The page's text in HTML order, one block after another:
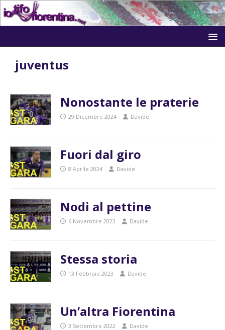
juventus
Nonostante le praterie
29 Dicembre 2024 Davide
Fuori dal giro
8 Aprile 2024 Davide
Nodi al pettine
6 Novembre 2023 Davide
Stessa storia
13 Febbraio 2023 Davide
Un’altra Fiorentina
3 Settembre 2022 Davide